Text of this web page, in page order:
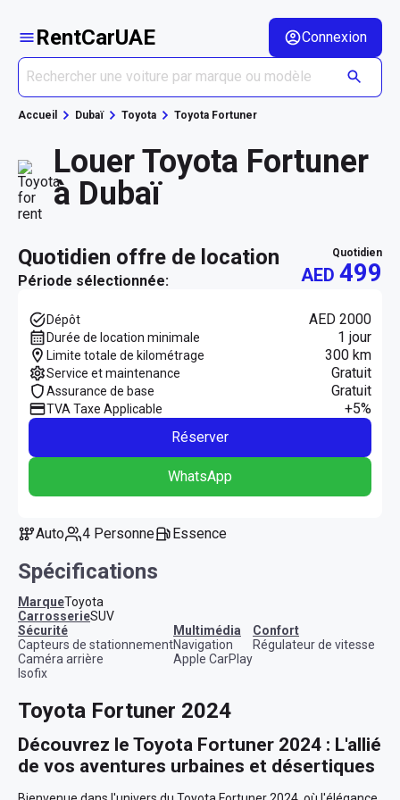
RentCarUAE Connexion
Accueil Dubaï Toyota Toyota Fortuner
Louer Toyota Fortuner
à Dubaï
quotidien offre de location
Période sélectionnée:
quotidien
AED 499
Dépôt AED 2000
Durée de location minimale 1 jour
Limite totale de kilométrage 300 km
Service et maintenance Gratuit
Assurance de base Gratuit
TVA Taxe Applicable
+5%
Réserver
WhatsApp
Auto 4 Personne Essence
Spécifications
MarqueToyota
CarrosserieSUV
sécurité
Capteurs de stationnement
Caméra arrière
Isofix
multimédia
Navigation
Apple CarPlay
confort
Régulateur de vitesse
Toyota Fortuner 2024
Découvrez le Toyota Fortuner 2024 : L'allié
de vos aventures urbaines et désertiques